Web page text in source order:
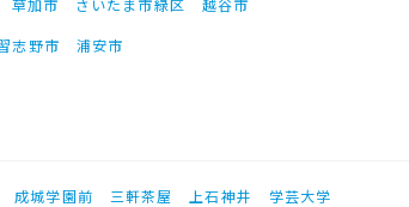
草加市 さいたま市緑区
越谷市
志野市 浦安市
成城学園前 三軒茶屋 上石神井
学芸大学